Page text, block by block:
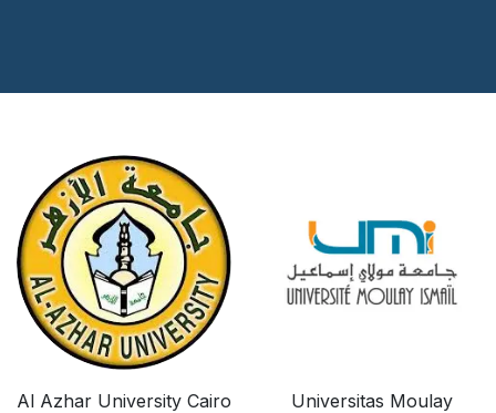
Al Azhar University Cairo
Universitas Moulay